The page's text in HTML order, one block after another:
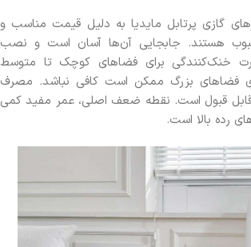
گازی پرتابل مایدیا به دلیل قیمت مناسب و
هستند. جابجایی آن‌ها آسان است و نصب
خنک‌کنندگی برای فضاهای کوچک تا متوسط
فضاهای بزرگ ممکن است کافی نباشد. مصرف
قبول است. نقطه ضعف اصلی، عمر مفید کمی
رده بالا است.